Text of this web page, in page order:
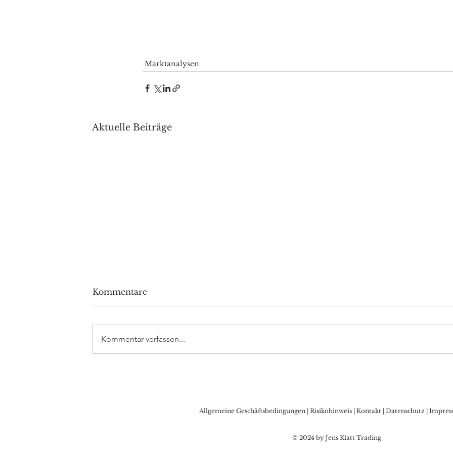
Marktanalysen
Aktuelle Beiträge
Kommentare
Kommentar verfassen...
Allgemeine Geschäftsbedingungen | Risikohinweis | Kontakt | Datenschutz |
© 2024 by Jens Klatt Trading